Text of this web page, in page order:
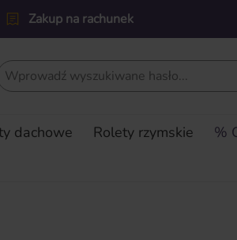
Zakup na rachunek
dachowe Rolety rzymskie %